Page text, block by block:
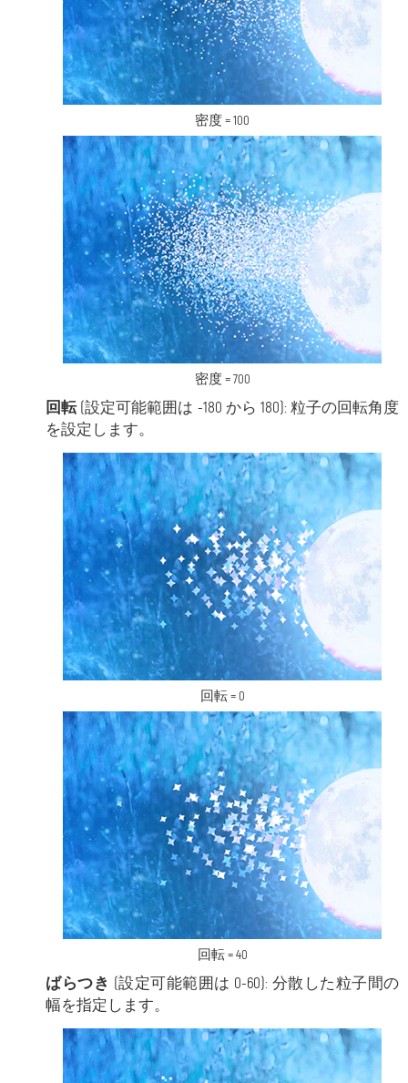
密度 = 100
密度 = 700
回転(設定可能範囲は -180 から 180): 粒子の回転角度
を設定します。
回転 = 0
回転 = 40
ばらつき (設定可能範囲は 0-60): 分散した粒子間の
幅を指定します。